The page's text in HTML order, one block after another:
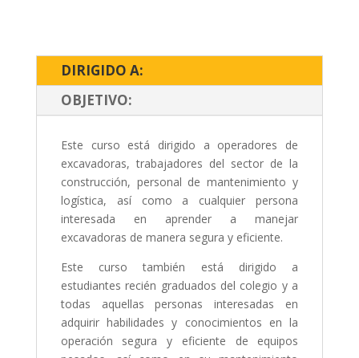
DIRIGIDO A:
OBJETIVO:
Este curso está dirigido a operadores de
excavadoras, trabajadores del sector de la
construcción, personal de mantenimiento y
logística, así como a cualquier persona
interesada en aprender a manejar
excavadoras de manera segura y eficiente.
Este curso también está dirigido a
estudiantes recién graduados del colegio y a
todas aquellas personas interesadas en
adquirir habilidades y conocimientos en la
operación segura y eficiente de equipos